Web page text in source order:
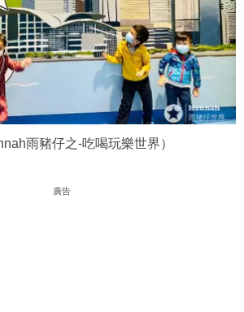
雨豬仔之-吃喝玩樂世界）
廣告